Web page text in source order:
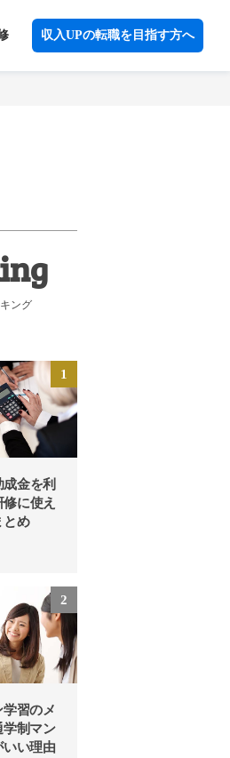
収入UPの転職を目指す方へ
ング
金を利
に使え
とめ
習のメ
学制マン
いい理由